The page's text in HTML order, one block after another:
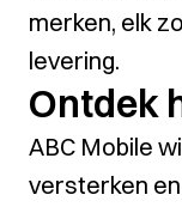
merken, elk
levering.
Ontdek
ABC Mobile
versterken